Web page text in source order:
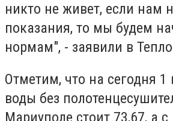
никто не живет, если нам
показания, то мы будем
нормам", - заявили в
Отметим, что на сегодня 1
воды без
Мариуполе стоит 73,67, а с